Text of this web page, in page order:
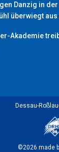
Danzig in
überwiegt
Akademie
Dessau-
©2026 made